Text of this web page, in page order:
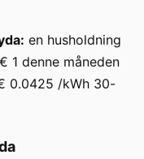
en husholdning
1 denne måneden
0.0425 /kWh 30-